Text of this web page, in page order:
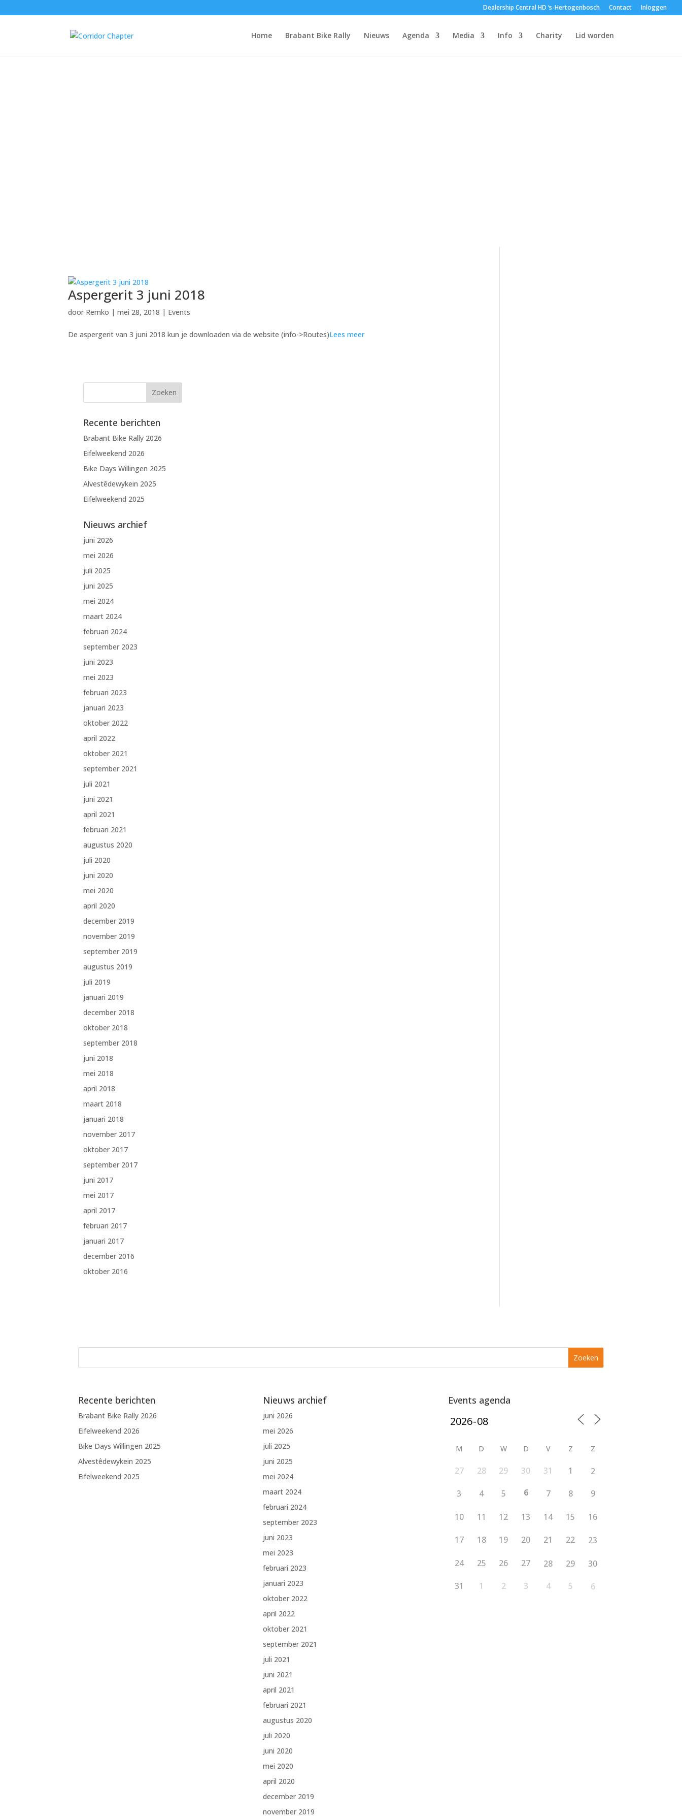
Dealership Central HD ‘s-Hertogenbosch Contact Inloggen
Home Brabant Bike Rally Nieuws Agenda Media Info Charity Lid worden
Aspergerit 3 juni 2018
door Remko | mei 28, 2018 | Events
De aspergerit van 3 juni 2018 kun je downloaden via de website (info->Routes)Lees meer
Recente berichten
Brabant Bike Rally 2026
Eifelweekend 2026
Bike Days Willingen 2025
Alvestêdewykein 2025
Eifelweekend 2025
Nieuws archief
juni 2026
mei 2026
juli 2025
juni 2025
mei 2024
maart 2024
februari 2024
september 2023
juni 2023
mei 2023
februari 2023
januari 2023
oktober 2022
april 2022
oktober 2021
september 2021
juli 2021
juni 2021
april 2021
februari 2021
augustus 2020
juli 2020
juni 2020
mei 2020
april 2020
december 2019
november 2019
september 2019
augustus 2019
juli 2019
januari 2019
december 2018
oktober 2018
september 2018
juni 2018
mei 2018
april 2018
maart 2018
januari 2018
november 2017
oktober 2017
september 2017
juni 2017
mei 2017
april 2017
februari 2017
januari 2017
december 2016
oktober 2016
Recente berichten
Brabant Bike Rally 2026
Eifelweekend 2026
Bike Days Willingen 2025
Alvestêdewykein 2025
Eifelweekend 2025
Nieuws archief
juni 2026
mei 2026
juli 2025
juni 2025
mei 2024
maart 2024
februari 2024
september 2023
juni 2023
mei 2023
februari 2023
januari 2023
oktober 2022
april 2022
oktober 2021
september 2021
juli 2021
juni 2021
april 2021
februari 2021
augustus 2020
juli 2020
juni 2020
mei 2020
april 2020
december 2019
november 2019
Events agenda
M D W D V Z Z
27 28 29 30 31 1 2
3 4 5 6 7 8 9
10 11 12 13 14 15 16
17 18 19 20 21 22 23
24 25 26 27 28 29 30
31 1 2 3 4 5 6